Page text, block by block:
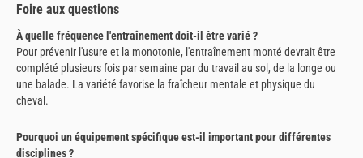
Foire aux questions
À quelle fréquence l'entraînement doit-il être varié ?
Pour prévenir l'usure et la monotonie, l'entraînement monté devrait être
complété plusieurs fois par semaine par du travail au sol, de la longe ou
une balade. La variété favorise la fraîcheur mentale et physique du
cheval.
Pourquoi un équipement spécifique est-il important pour différentes
disciplines ?